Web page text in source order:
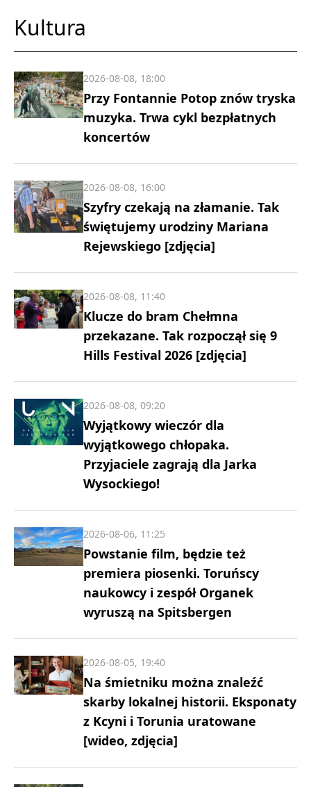
Kultura
Przy Fontannie Potop znów tryska
muzyka. Trwa cykl bezpłatnych
koncertów
2026-08-08, 18:00
Szyfry czekają na złamanie. Tak
świętujemy urodziny Mariana
Rejewskiego [zdjęcia]
2026-08-08, 16:00
Klucze do bram Chełmna
przekazane. Tak rozpoczął się 9
Hills Festival 2026 [zdjęcia]
2026-08-08, 11:40
Wyjątkowy wieczór dla
wyjątkowego chłopaka.
Przyjaciele zagrają dla Jarka
Wysockiego!
2026-08-08, 09:20
Powstanie film, będzie też
premiera piosenki. Toruńscy
naukowcy i zespół Organek
wyruszą na Spitsbergen
2026-08-06, 11:25
Na śmietniku można znaleźć
skarby lokalnej historii. Eksponaty
z Kcyni i Torunia uratowane
[wideo, zdjęcia]
2026-08-05, 19:40